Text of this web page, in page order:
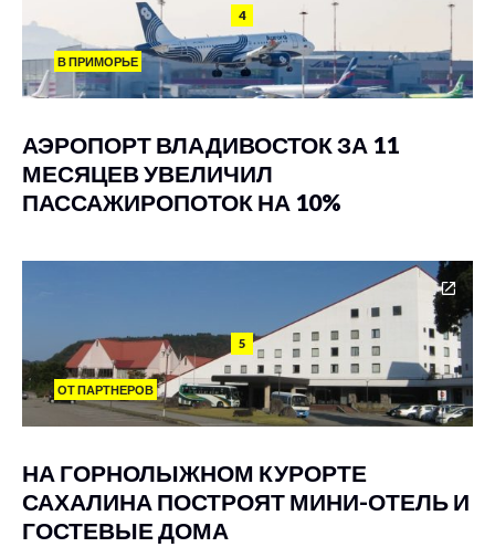
4
В ПРИМОРЬЕ
АЭРОПОРТ ВЛАДИВОСТОК ЗА 11
МЕСЯЦЕВ УВЕЛИЧИЛ
ПАССАЖИРОПОТОК НА 10%
5
ОТ ПАРТНЕРОВ
НА ГОРНОЛЫЖНОМ КУРОРТЕ
САХАЛИНА ПОСТРОЯТ МИНИ-ОТЕЛЬ И
ГОСТЕВЫЕ ДОМА